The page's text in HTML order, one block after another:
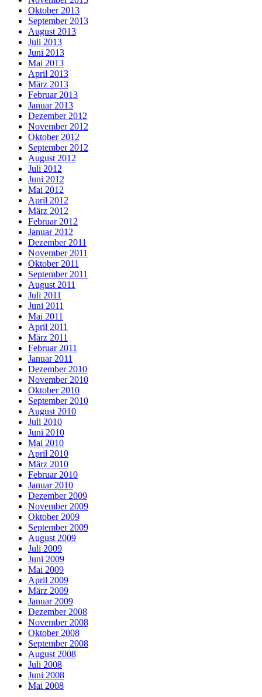
Oktober 2013
September 2013
August 2013
Juli 2013
Juni 2013
Mai 2013
April 2013
März 2013
Februar 2013
Januar 2013
Dezember 2012
November 2012
Oktober 2012
September 2012
August 2012
Juli 2012
Juni 2012
Mai 2012
April 2012
März 2012
Februar 2012
Januar 2012
Dezember 2011
November 2011
Oktober 2011
September 2011
August 2011
Juli 2011
Juni 2011
Mai 2011
April 2011
März 2011
Februar 2011
Januar 2011
Dezember 2010
November 2010
Oktober 2010
September 2010
August 2010
Juli 2010
Juni 2010
Mai 2010
April 2010
März 2010
Februar 2010
Januar 2010
Dezember 2009
November 2009
Oktober 2009
September 2009
August 2009
Juli 2009
Juni 2009
Mai 2009
April 2009
März 2009
Januar 2009
Dezember 2008
November 2008
Oktober 2008
September 2008
August 2008
Juli 2008
Juni 2008
Mai 2008